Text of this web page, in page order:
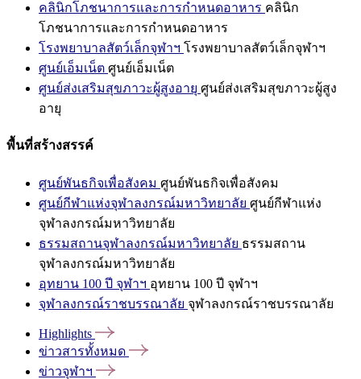
คลินิกโภชนาการและการกำหนดอาหาร คลินิก
โภชนาการและการกำหนดอาหาร
โรงพยาบาลสัตว์เล็กจุฬาฯ โรงพยาบาลสัตว์เล็กจุฬาฯ
ศูนย์เอ็มเน็ต ศูนย์เอ็มเน็ต
ศูนย์ส่งเสริมสุขภาวะผู้สูงอายุ ศูนย์ส่งเสริมสุขภาวะผู้สูง
อายุ
พื้นที่สร้างสรรค์
ศูนย์พันธกิจเพื่อสังคม ศูนย์พันธกิจเพื่อสังคม
ศูนย์กีฬาแห่งจุฬาลงกรณ์มหาวิทยาลัย ศูนย์กีฬาแห่ง
จุฬาลงกรณ์มหาวิทยาลัย
ธรรมสถานจุฬาลงกรณ์มหาวิทยาลัย ธรรมสถาน
จุฬาลงกรณ์มหาวิทยาลัย
อุทยาน 100 ปี จุฬาฯ อุทยาน 100 ปี จุฬาฯ
จุฬาลงกรณ์ราชบรรณาลัย จุฬาลงกรณ์ราชบรรณาลัย
Highlights
ข่าวสารทั้งหมด
ข่าวจุฬาฯ